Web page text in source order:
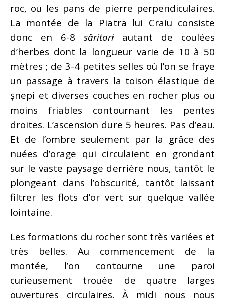
roc, ou les pans de pierre perpendiculaires.
La montée de la Piatra lui Craiu consiste
donc en 6-8 săritori autant de coulées
d’herbes dont la longueur varie de 10 à 50
mètres ; de 3-4 petites selles où l’on se fraye
un passage à travers la toison élastique de
șnepi et diverses couches en rocher plus ou
moins friables contournant les pentes
droites. L’ascension dure 5 heures. Pas d’eau.
Et de l’ombre seulement par la grâce des
nuées d’orage qui circulaient en grondant
sur le vaste paysage derrière nous, tantôt le
plongeant dans l’obscurité, tantôt laissant
filtrer les flots d’or vert sur quelque vallée
lointaine.
Les formations du rocher sont très variées et
très belles. Au commencement de la
montée, l’on contourne une paroi
curieusement trouée de quatre larges
ouvertures circulaires. À midi nous nous